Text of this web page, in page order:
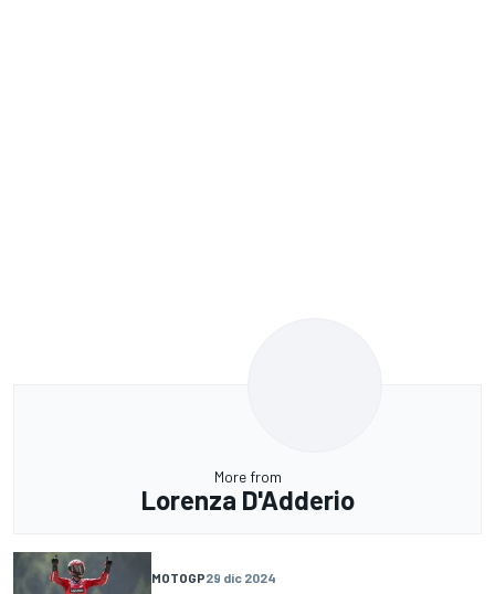
More from
Lorenza D'Adderio
MOTOGP29 dic 2024